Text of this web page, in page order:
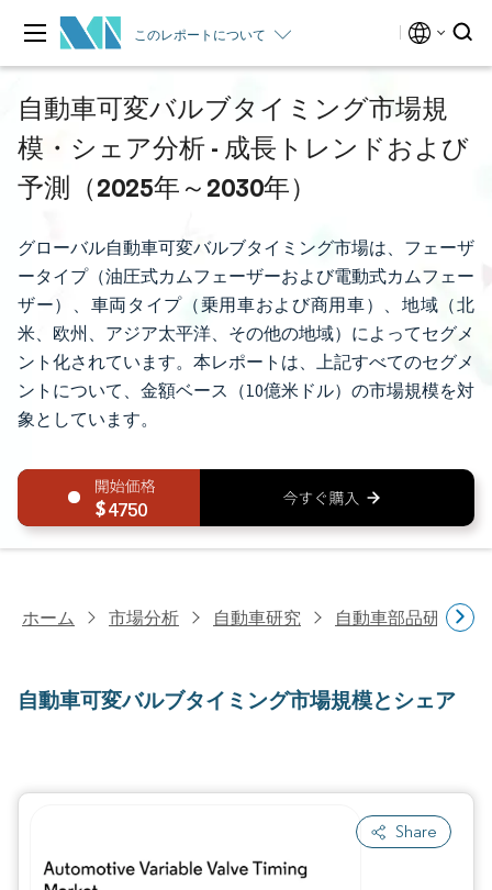
このレポートについて
自動車可変バルブタイミング市場規
模・シェア分析 - 成長トレンドおよび
予測（2025年～2030年）
グローバル自動車可変バルブタイミング市場は、フェーザ
ータイプ（油圧式カムフェーザーおよび電動式カムフェー
ザー）、車両タイプ（乗用車および商用車）、地域（北
米、欧州、アジア太平洋、その他の地域）によってセグメ
ント化されています。本レポートは、上記すべてのセグメ
ントについて、金額ベース（10億米ドル）の市場規模を対
象としています。
4750
ホーム 市場分析 自動車研究 自動車部品研究
自動車可変バルブタイミング市場規模とシェア
Share